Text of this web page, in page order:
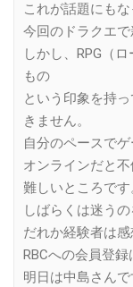
これが話題にもな
今回のドラクエで
しかし、RPG（
もの
という印象を持
きません。
自分のペースでゲ
オンラインだと不
難しいところです
しばらくは迷う
だれか経験者は
RBCへの会員登録
明日は中島さんで